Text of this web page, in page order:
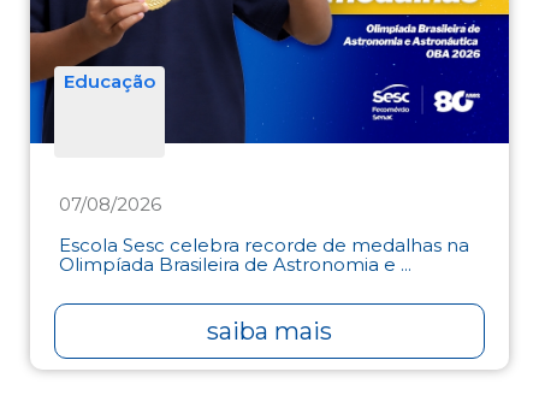
Educação
07/08/2026
Escola Sesc celebra recorde de medalhas na
Olimpíada Brasileira de Astronomia e ...
saiba mais